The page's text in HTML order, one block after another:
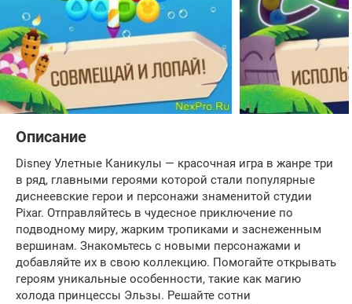
Описание
Disney Улетные Каникулы — красочная игра в жанре три
в ряд, главными героями которой стали популярные
диснеевские герои и персонажи знаменитой студии
Pixar. Отправляйтесь в чудесное приключение по
подводному миру, жарким тропиками и заснеженным
вершинам. Знакомьтесь с новыми персонажами и
добавляйте их в свою коллекцию. Помогайте открывать
героям уникальные особенности, такие как магию
холода принцессы Эльзы. Решайте сотни